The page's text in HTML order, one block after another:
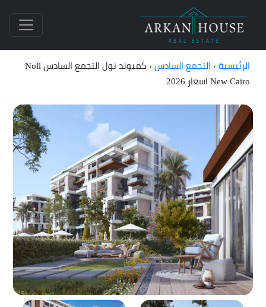
الرئيسية › التجمع السادس ›
كمبوند نول التجمع السادس Noll
New Cairo اسعار 2026